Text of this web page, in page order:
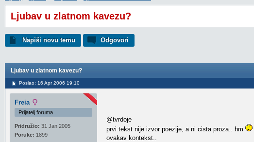
Ljubav u zlatnom kavezu?
Napiši novu temu Odgovori
Ljubav u zlatnom kavezu?
Poslao: 16 Apr 2006 19:10
Freia
Prijatelj foruma
Pridružio: 31 Jan 2005
Poruke: 1899
@tvrdoje
prvi tekst nije izvor poezije, a ni cista proza.. hm
ovakav kontekst..